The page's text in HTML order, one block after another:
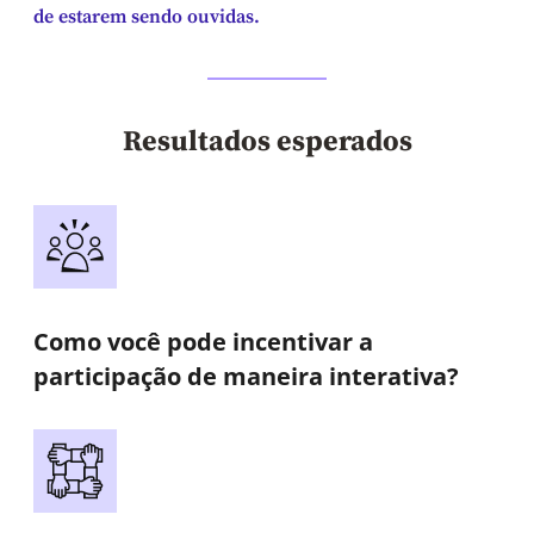
de estarem sendo ouvidas.
Resultados esperados
Como você pode incentivar a
participação de maneira interativa?